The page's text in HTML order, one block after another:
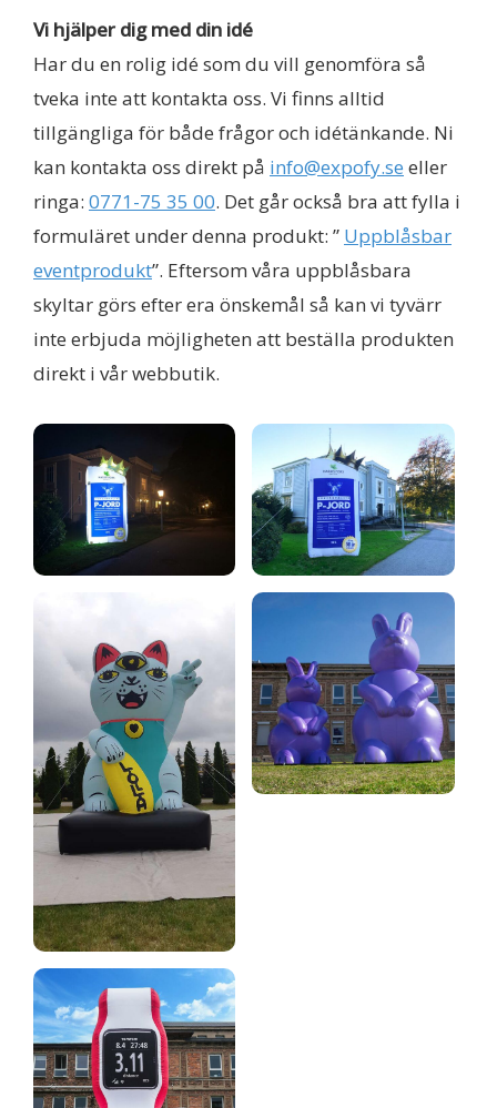
Vi hjälper dig med din idé
Har du en rolig idé som du vill genomföra så
tveka inte att kontakta oss. Vi finns alltid
tillgängliga för både frågor och idétänkande. Ni
kan kontakta oss direkt på info@expofy.se eller
ringa: 0771-75 35 00. Det går också bra att fylla i
formuläret under denna produkt: ” Uppblåsbar
eventprodukt”. Eftersom våra uppblåsbara
skyltar görs efter era önskemål så kan vi tyvärr
inte erbjuda möjligheten att beställa produkten
direkt i vår webbutik.